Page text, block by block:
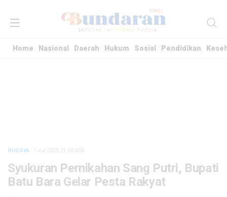
Home Nasional Daerah Hukum Sosial Pendidikan
BUDAYA · 7 Jul 202521:08WIB
Syukuran Pernikahan Sang Putri, Bupati
Batu Bara Gelar Pesta Rakyat